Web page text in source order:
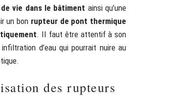
vie dans le bâtiment ainsi qu’une
un bon rupteur de pont thermique
. Il faut être attentif à son
d’eau qui pourrait nuire au
des rupteurs